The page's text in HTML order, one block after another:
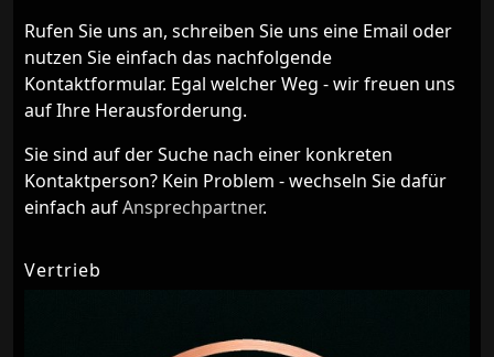
Rufen Sie uns an, schreiben Sie uns eine Email oder
nutzen Sie einfach das nachfolgende
Kontaktformular. Egal welcher Weg - wir freuen uns
auf Ihre Herausforderung.
Sie sind auf der Suche nach einer konkreten
Kontaktperson? Kein Problem - wechseln Sie dafür
einfach aufAnsprechpartner.
Vertrieb